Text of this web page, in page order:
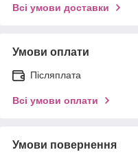
Всі умови доставки
Умови оплати
Післяплата
Всі умови оплати
Умови повернення